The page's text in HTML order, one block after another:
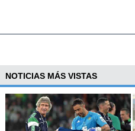
NOTICIAS MÁS VISTAS